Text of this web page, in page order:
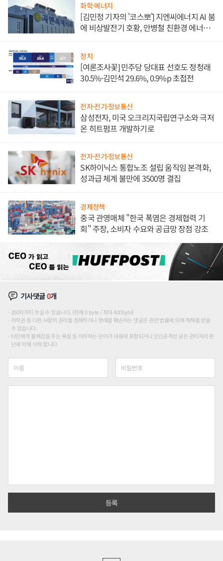
화학·에너지
[김민정 기자의 '코스뽀'] 지엔씨에너지 AI 붐
에 비상발전기 호황, 안병철 친환경 에너지
정치
[여론조사꽃] 민주당 당대표 선호도 정청래
30.5%·김민석 29.6%, 0.9%p 초접전
전자·전기·정보통신
삼성전자, 미국 오크리지국립연구소와 극저
온 히트펌프 개발하기로
전자·전기·정보통신
SK하이닉스 통합노조 설립 움직임 본격화,
성과급 체계 불만에 3500명 결집
경제정책
중국 관영매체 "한국 폭염은 경제협력 기
회" 주장, 소비자 수요와 공급망 장점 강조
기사댓글0개
200자까지 쓰실 수 있습니다. (현재 0 byte / 최대 400byte)
저작권 등 다른 사람의 권리를 침해하거나 명예를 훼손하는 댓글은 관련 법률에 의해 제재를 받을
수 있습니다.
타인에게 불쾌감을 주는 욕설 등 비하하는 단어가 내용에 포함되거나 인신공격성 글은 관리자의 판
단에 의해 삭제 합니다.